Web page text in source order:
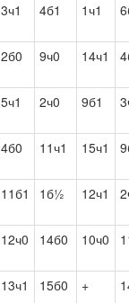
3ч1 4б1 1ч1
2б0 9ч0 14ч1
5ч1 2ч0 9б1
4б0 11ч1 15ч1
11б1 1б½ 12ч1
12ч0 14б0 10ч0
13ч1 15б0 +